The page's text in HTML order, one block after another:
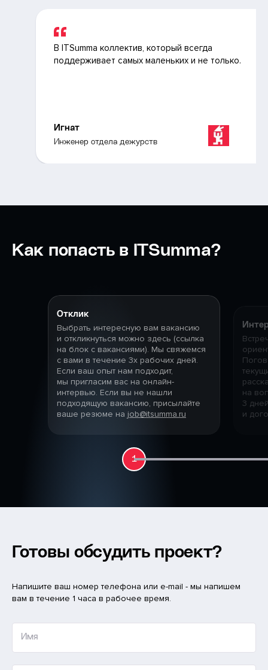
В ITSumma коллектив, который всегда
поддерживает самых маленьких и не только.
Игнат
Инженер отдела дежурств
Как попасть в ITSumma?
Отклик
Выбрать интересную вам вакансию
и откликнуться можно здесь (ссылка
на блок с вакансиями). Мы свяжемся
с вами в течение 3х рабочих дней.
Если ваш опыт нам подходит,
мы пригласим вас на онлайн-
интервью. Если вы не нашли
подходящую вакансию, присылайте
ваше резюме на job@itsumma.ru
1
на
3
и
Готовы обсудить проект?
Напишите ваш номер телефона или e-mail - мы напишем
вам в течение 1 часа в рабочее время.
Имя